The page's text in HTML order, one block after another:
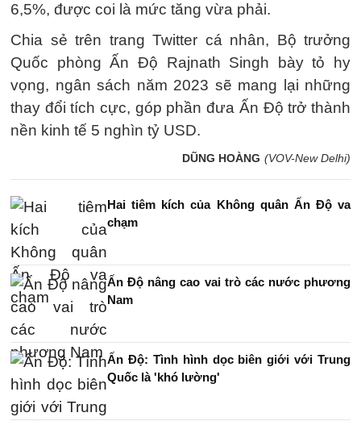
6,5%, được coi là mức tăng vừa phải.
Chia sẻ trên trang Twitter cá nhân, Bộ trưởng
Quốc phòng Ấn Độ Rajnath Singh bày tỏ hy
vọng, ngân sách năm 2023 sẽ mang lại những
thay đổi tích cực, góp phần đưa Ấn Độ trở thành
nền kinh tế 5 nghìn tỷ USD.
DŨNG HOÀNG (VOV-New Delhi)
Hai tiêm kích của Không quân Ấn Độ va
chạm
Ấn Độ nâng cao vai trò các nước phương
Nam
Ấn Độ: Tình hình dọc biên giới với Trung
Quốc là 'khó lường'